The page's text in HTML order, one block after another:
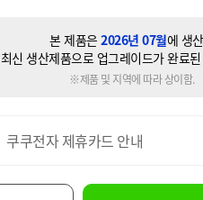
본 제품은 2026년 07월에 생
최신 생산제품으로 업그레이드가 완료된
※제품 및 지역에 따라 상이함.
쿠쿠전자 제휴카드 안내